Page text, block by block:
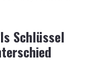
Schlüssel